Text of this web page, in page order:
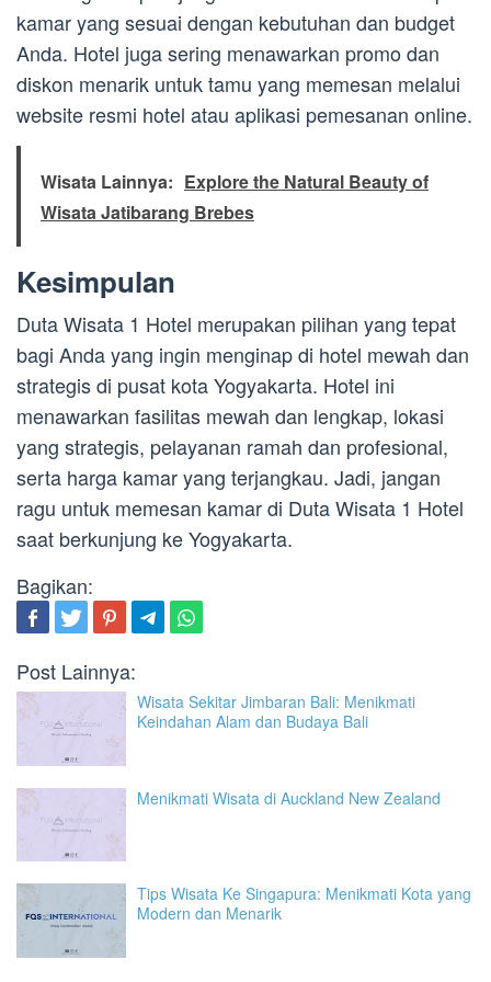
kamar yang sesuai dengan kebutuhan dan budget
Anda. Hotel juga sering menawarkan promo dan
diskon menarik untuk tamu yang memesan melalui
website resmi hotel atau aplikasi pemesanan online.
Wisata Lainnya: Explore the Natural Beauty of
Wisata Jatibarang Brebes
Kesimpulan
Duta Wisata 1 Hotel merupakan pilihan yang tepat
bagi Anda yang ingin menginap di hotel mewah dan
strategis di pusat kota Yogyakarta. Hotel ini
menawarkan fasilitas mewah dan lengkap, lokasi
yang strategis, pelayanan ramah dan profesional,
serta harga kamar yang terjangkau. Jadi, jangan
ragu untuk memesan kamar di Duta Wisata 1 Hotel
saat berkunjung ke Yogyakarta.
Bagikan:
Post Lainnya:
Wisata Sekitar Jimbaran Bali: Menikmati
Keindahan Alam dan Budaya Bali
Menikmati Wisata di Auckland New Zealand
Tips Wisata Ke Singapura: Menikmati Kota yang
Modern dan Menarik